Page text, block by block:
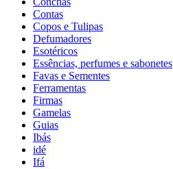
Contas
Copos e Tulipas
Defumadores
Esotéricos
Essências, perfumes e sabonetes
Favas e Sementes
Ferramentas
Firmas
Gamelas
Guias
Ibás
idé
Ifá